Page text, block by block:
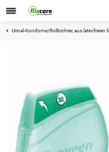
Urinal-Kondome/Rolltrichter, aus latexfreien